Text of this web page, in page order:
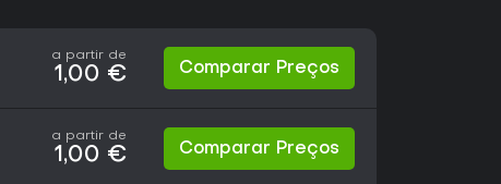
a partir de
1,00 € Comparar Preços
a partir de
1,00 € Comparar Preços